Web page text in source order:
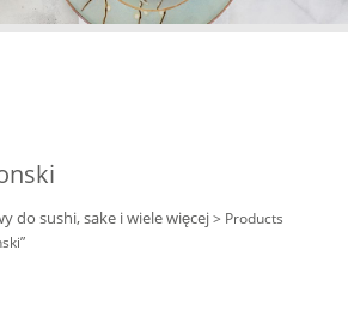
do sushi, sake i wiele więcej> Products